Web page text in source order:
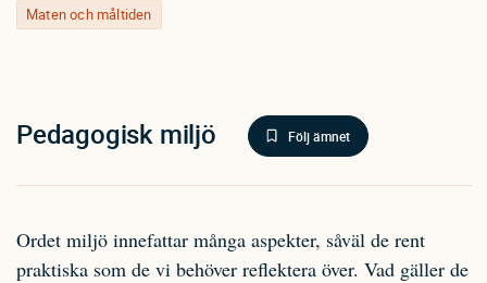
Maten och måltiden
Pedagogisk miljö Följ ämnet
Ordet miljö innefattar många aspekter, såväl de rent
praktiska som de vi behöver reflektera över. Vad gäller de